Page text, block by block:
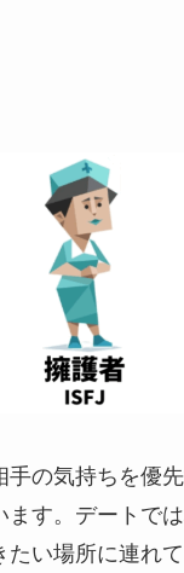
手の気持ちを優
ます。デートで
たい場所に連れ